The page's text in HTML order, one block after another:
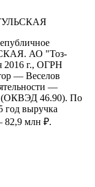
АО "Тоз-
2016 г., ОГРН
— Веселов
—
(ОКВЭД 46.90). По
год выручка
82,9 млн ₽.